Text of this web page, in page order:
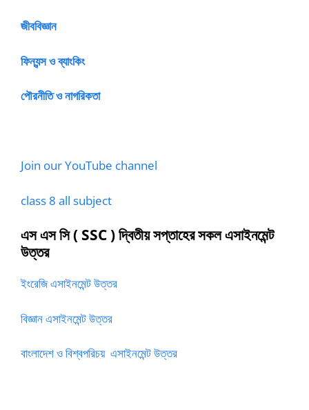
জীববিজ্ঞান
ফিন্যন্স ও ব্যাংকিং
পৌরনীতি ও নাগরিকতা
Join our YouTube channel
class 8 all subject
এস এস সি( SSC ) দ্বিতীয় সপ্তাহের সকল এসাইনমেন্ট
উত্তর
ইংরেজি এসাইনমেন্ট উত্তর
বিজ্ঞান এসাইনমেন্ট উত্তর
বাংলাদেশ ও বিশ্বপরিচয় এসাইনমেন্ট উত্তর